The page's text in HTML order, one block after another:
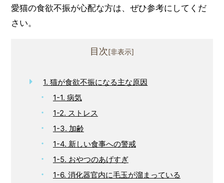
愛猫の食欲不振が心配な方は、ぜひ参考にしてくだ
さい。
目次
1. 猫が食欲不振になる主な原因
1-1. 病気
1-2. ストレス
1-3. 加齢
1-4. 新しい食事への警戒
1-5. おやつのあげすぎ
1-6. 消化器官内に毛玉が溜まっている